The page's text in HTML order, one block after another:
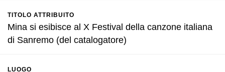
TITOLO ATTRIBUITO
Mina si esibisce al X Festival della canzone italiana
di Sanremo (del catalogatore)
LUOGO